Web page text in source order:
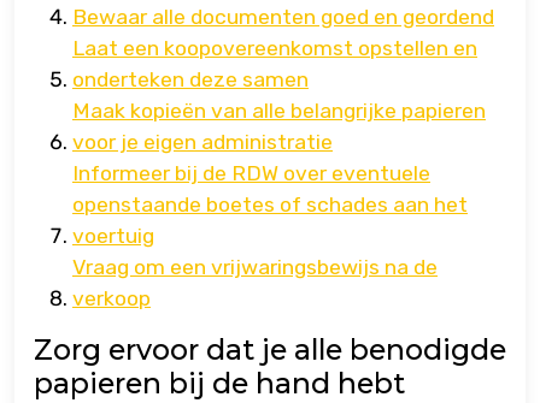
Bewaar alle documenten goed en geordend
Laat een koopovereenkomst opstellen en
onderteken deze samen
Maak kopieën van alle belangrijke papieren
voor je eigen administratie
Informeer bij de RDW over eventuele
openstaande boetes of schades aan het
voertuig
Vraag om een vrijwaringsbewijs na de
verkoop
Zorg ervoor dat je alle benodigde
papieren bij de hand hebt